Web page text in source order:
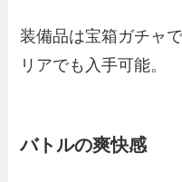
装備品は宝箱ガチャ
リアでも入手可能。
バトルの爽快感